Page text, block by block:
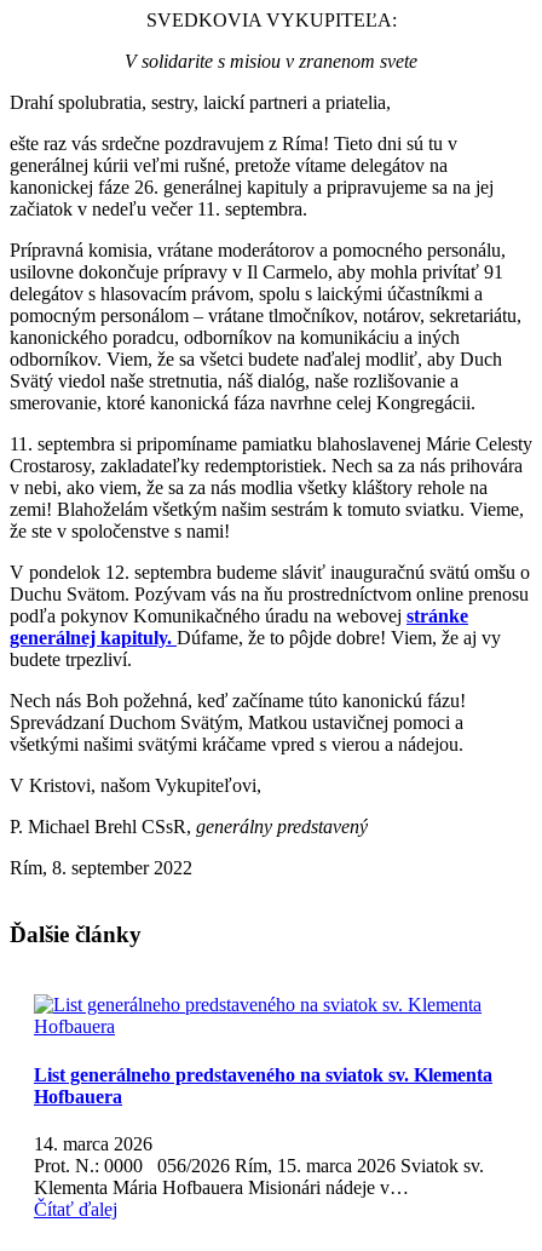
SVEDKOVIA VYKUPITEĽA:
V solidarite s misiou v zranenom svete
Drahí spolubratia, sestry, laickí partneri a priatelia,
ešte raz vás srdečne pozdravujem z Ríma! Tieto dni sú tu v
generálnej kúrii veľmi rušné, pretože vítame delegátov na
kanonickej fáze 26. generálnej kapituly a pripravujeme sa na jej
začiatok v nedeľu večer 11. septembra.
Prípravná komisia, vrátane moderátorov a pomocného personálu,
usilovne dokončuje prípravy v Il Carmelo, aby mohla privítať 91
delegátov s hlasovacím právom, spolu s laickými účastníkmi a
pomocným personálom – vrátane tlmočníkov, notárov, sekretariátu,
kanonického poradcu, odborníkov na komunikáciu a iných
odborníkov. Viem, že sa všetci budete naďalej modliť, aby Duch
Svätý viedol naše stretnutia, náš dialóg, naše rozlišovanie a
smerovanie, ktoré kanonická fáza navrhne celej Kongregácii.
11. septembra si pripomíname pamiatku blahoslavenej Márie Celesty
Crostarosy, zakladateľky redemptoristiek. Nech sa za nás prihovára
v nebi, ako viem, že sa za nás modlia všetky kláštory rehole na
zemi! Blahoželám všetkým našim sestrám k tomuto sviatku. Vieme,
že ste v spoločenstve s nami!
V pondelok 12. septembra budeme sláviť inauguračnú svätú omšu o
Duchu Svätom. Pozývam vás na ňu prostredníctvom online prenosu
podľa pokynov Komunikačného úradu na webovej stránke
generálnej kapituly. Dúfame, že to pôjde dobre! Viem, že aj vy
budete trpezliví.
Nech nás Boh požehná, keď začíname túto kanonickú fázu!
Sprevádzaní Duchom Svätým, Matkou ustavičnej pomoci a
všetkými našimi svätými kráčame vpred s vierou a nádejou.
V Kristovi, našom Vykupiteľovi,
P. Michael Brehl CSsR, generálny predstavený
Rím, 8. september 2022
Ďalšie články
List generálneho predstaveného na sviatok sv. Klementa
Hofbauera
14. marca 2026
Prot. N.: 0000 056/2026 Rím, 15. marca 2026 Sviatok sv.
Klementa Mária Hofbauera Misionári nádeje v…
Čítať ďalej